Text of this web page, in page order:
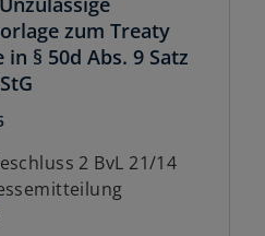
zum Treaty
§ 50d Abs. 9 Satz
2 BvL 21/14